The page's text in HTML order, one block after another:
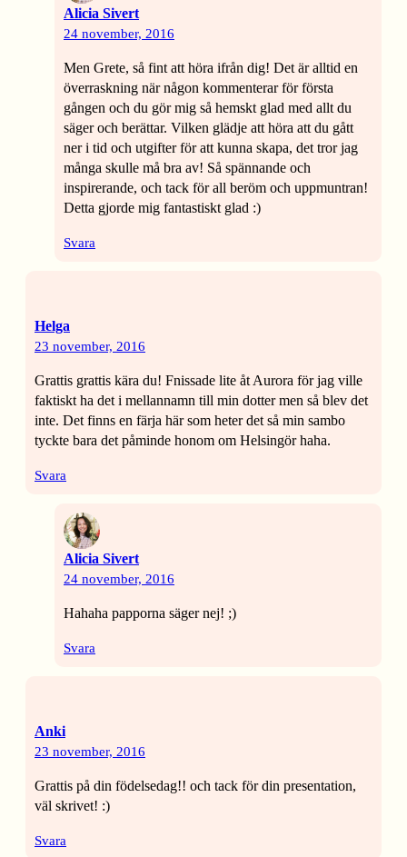
Alicia Sivert
24 november, 2016
Men Grete, så fint att höra ifrån dig! Det är alltid en
överraskning när någon kommenterar för första
gången och du gör mig så hemskt glad med allt du
säger och berättar. Vilken glädje att höra att du gått
ner i tid och utgifter för att kunna skapa, det tror jag
många skulle må bra av! Så spännande och
inspirerande, och tack för all beröm och uppmuntran!
Detta gjorde mig fantastiskt glad :)
Svara
Helga
23 november, 2016
Grattis grattis kära du! Fnissade lite åt Aurora för jag ville
faktiskt ha det i mellannamn till min dotter men så blev det
inte. Det finns en färja här som heter det så min sambo
tyckte bara det påminde honom om Helsingör haha.
Svara
Alicia Sivert
24 november, 2016
Hahaha papporna säger nej! ;)
Svara
Anki
23 november, 2016
Grattis på din födelsedag!! och tack för din presentation,
väl skrivet! :)
Svara